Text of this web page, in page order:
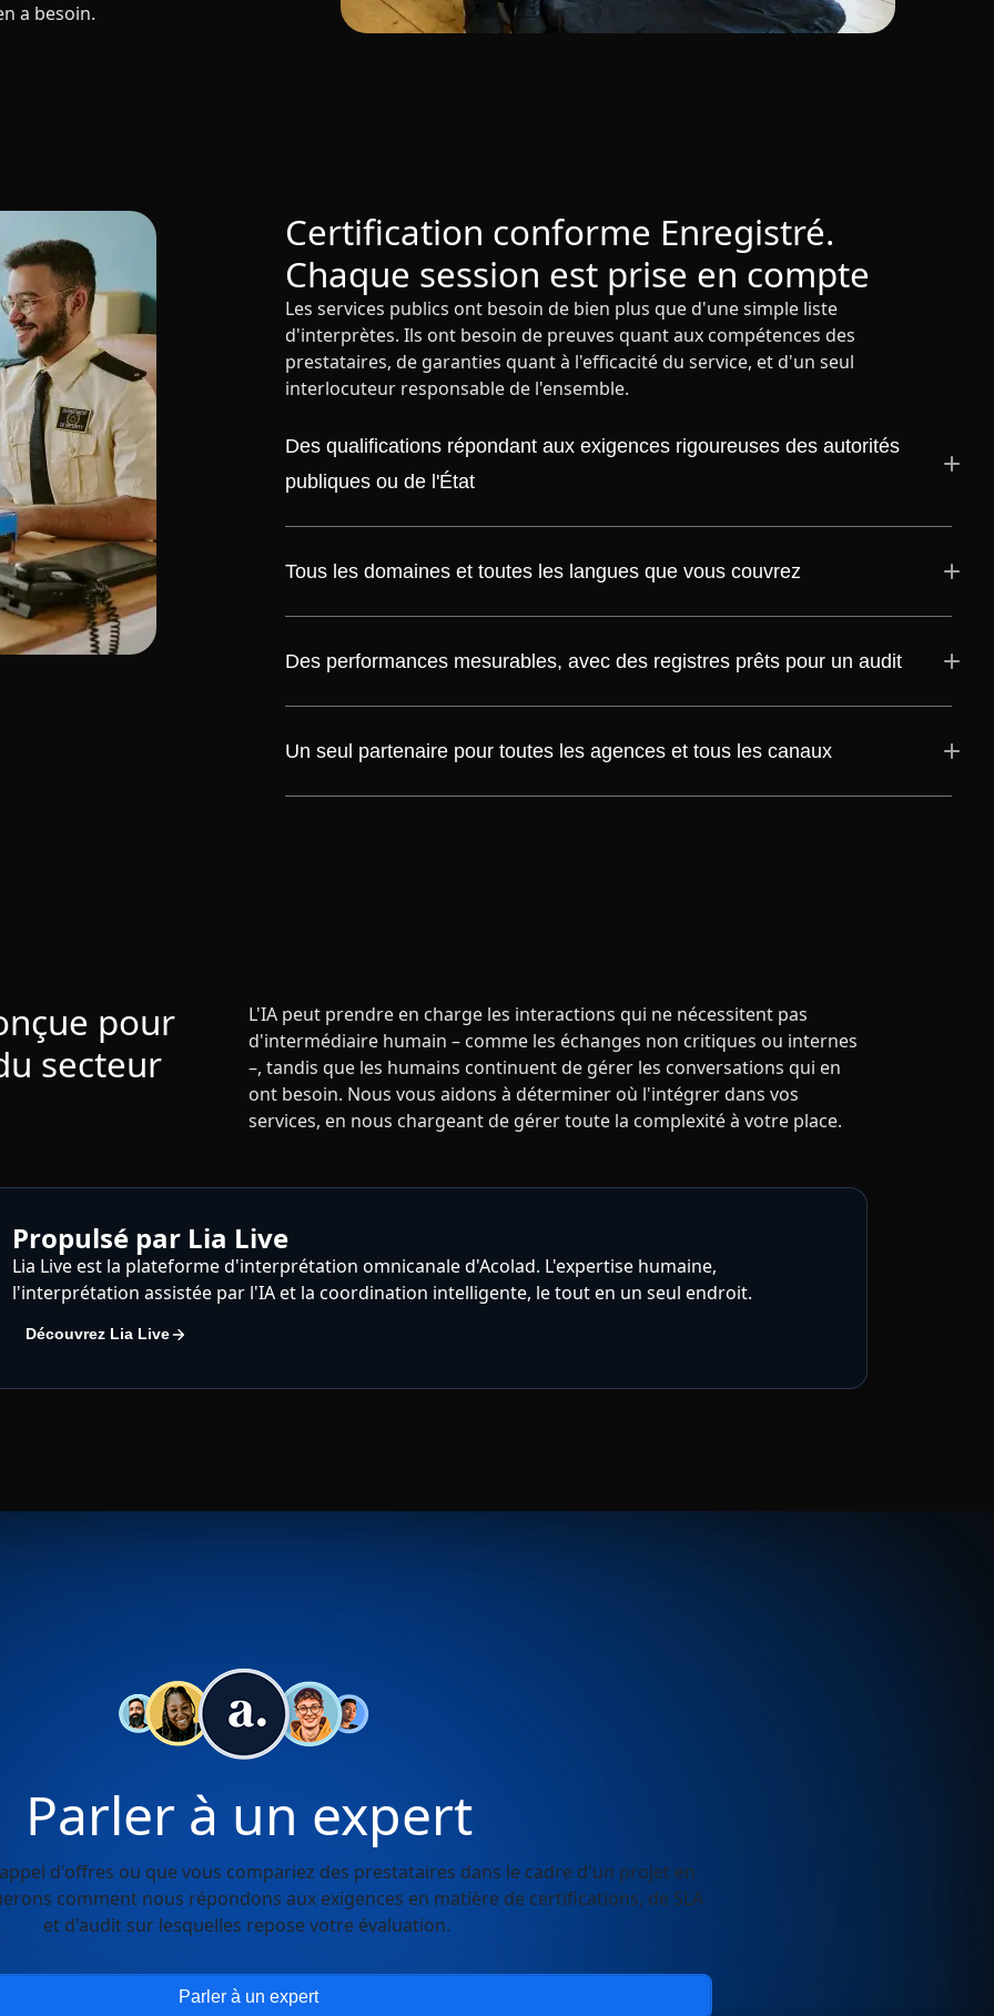
a besoin.
Certification conforme Enregistré.
Chaque session est prise en compte
Les services publics ont besoin de bien plus que d'une simple liste
d'interprètes. Ils ont besoin de preuves quant aux compétences des
prestataires, de garanties quant à l'efficacité du service, et d'un seul
interlocuteur responsable de l'ensemble.
Des qualifications répondant aux exigences rigoureuses des autorités
publiques ou de l'État
Tous les domaines et toutes les langues que vous couvrez
Des performances mesurables, avec des registres prêts pour un audit
Un seul partenaire pour toutes les agences et tous les canaux
pour
secteur
L'IA peut prendre en charge les interactions qui ne nécessitent pas
d'intermédiaire humain – comme les échanges non critiques ou internes
–, tandis que les humains continuent de gérer les conversations qui en
ont besoin. Nous vous aidons à déterminer où l'intégrer dans vos
services, en nous chargeant de gérer toute la complexité à votre place.
Propulsé par Lia Live
Lia Live est la plateforme d'interprétation omnicanale d'Acolad. L'expertise humaine,
l'interprétation assistée par l'IA et la coordination intelligente, le tout en un seul endroit.
Découvrez Lia Live
Parler à un expert
d'offres ou que vous compariez des prestataires dans le cadre d'un projet en
comment nous répondons aux exigences en matière de certifications, de SLA
et d'audit sur lesquelles repose votre évaluation.
Parler à un expert